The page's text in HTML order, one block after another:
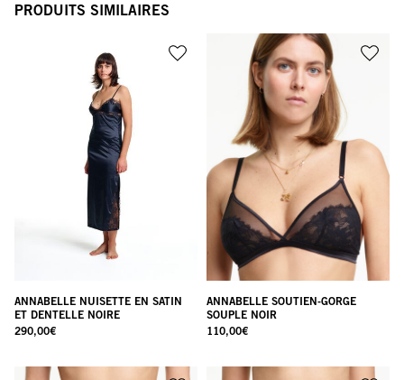
PRODUITS SIMILAIRES
ANNABELLE NUISETTE EN SATIN
ET DENTELLE NOIRE
290,00€
ANNABELLE SOUTIEN-GORGE
SOUPLE NOIR
110,00€